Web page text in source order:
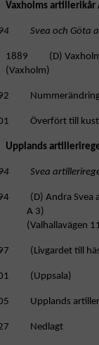
Vaxholms artillerikår
Svea och Göta
1889 (D) Vaxholms
(Vaxholm)
Nummerändring
Överfört till
Upplands
Svea
(D) Andra Svea
A 3)
(Valhallavägen
(Livgardet till häst
(Uppsala)
Upplands
Nedlagt